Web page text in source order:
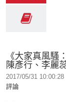
《大家真風騷
陳彥行、李麗
2017/05/31 10:00:28
評論